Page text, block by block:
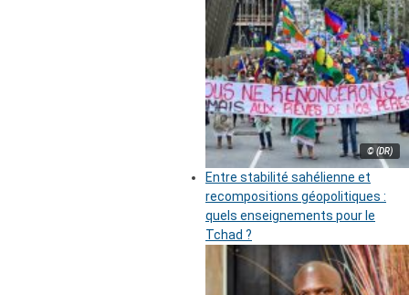
© (DR)
Entre stabilité sahélienne et
recompositions géopolitiques :
quels enseignements pour le
Tchad ?